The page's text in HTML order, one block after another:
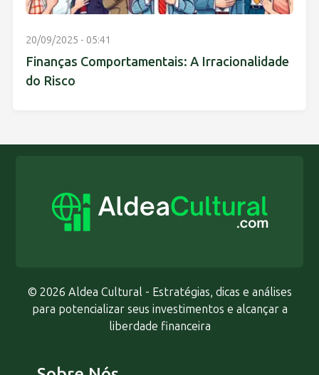
20/09/2025 - 05:41
Finanças Comportamentais: A Irracionalidade
do Risco
© 2026 Aldea Cultural - Estratégias, dicas e análises
para potencializar seus investimentos e alcançar a
liberdade financeira